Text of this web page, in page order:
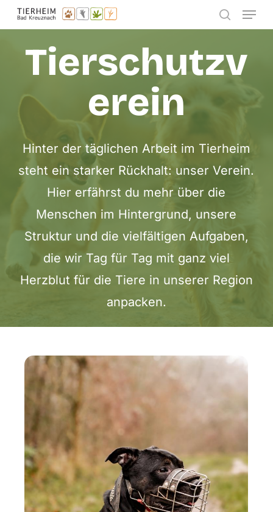
Skip
to
main
content
search
Menu
Tierschutzv
erein
Hinter der täglichen Arbeit im Tierheim
steht ein starker Rückhalt: unser Verein.
Hier erfährst du mehr über die
Menschen im Hintergrund, unsere
Struktur und die vielfältigen Aufgaben,
die wir Tag für Tag mit ganz viel
Herzblut für die Tiere in unserer Region
anpacken.